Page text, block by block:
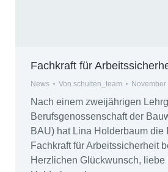
Fachkraft für
News Von schulten_team November
Nach einem zweijährigen
Berufsgenossenschaft der
BAU) hat Lina Holderbaum die
Fachkraft für Arbeitssicherheit
Herzlichen Glückwunsch, liebe